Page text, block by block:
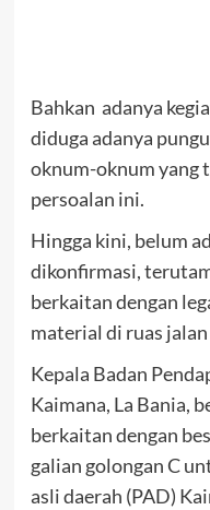
Bahkan adanya
diduga adanya
oknum-oknum yang
persoalan ini.
Hingga kini, belum
dikonfirmasi,
berkaitan dengan
material di ruas
Kepala Badan
Kaimana, La Bania,
berkaitan dengan
galian golongan C
asli daerah (PAD)